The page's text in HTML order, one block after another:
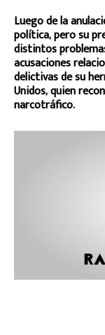
Luego de la
política, pero su
distintos
acusaciones
delictivas de su
Unidos, quien
narcotráfico.